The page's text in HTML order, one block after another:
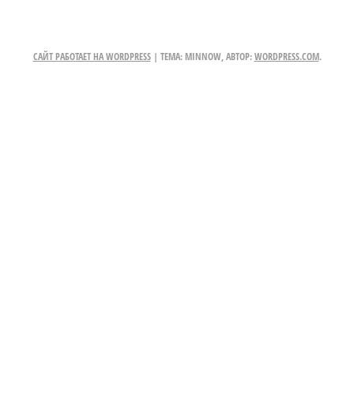
САЙТ РАБОТАЕТ НА WORDPRESS | ТЕМА: MINNOW, АВТОР:WORDPRESS.COM.